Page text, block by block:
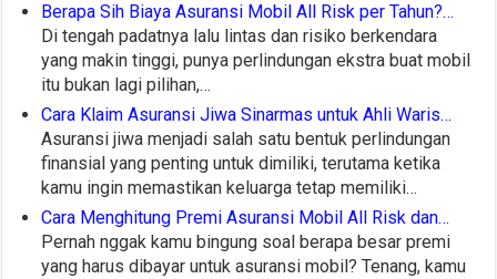
Berapa Sih Biaya Asuransi Mobil All Risk per Tahun?…
Di tengah padatnya lalu lintas dan risiko berkendara
yang makin tinggi, punya perlindungan ekstra buat mobil
itu bukan lagi pilihan,…
Cara Klaim Asuransi Jiwa Sinarmas untuk Ahli Waris…
Asuransi jiwa menjadi salah satu bentuk perlindungan
finansial yang penting untuk dimiliki, terutama ketika
kamu ingin memastikan keluarga tetap memiliki…
Cara Menghitung Premi Asuransi Mobil All Risk dan…
Pernah nggak kamu bingung soal berapa besar premi
yang harus dibayar untuk asuransi mobil? Tenang, kamu